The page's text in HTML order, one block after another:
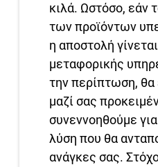
κιλά. Ωστόσο, εάν
των προϊόντων
η αποστολή
μεταφορικής
την περίπτωση,
μαζί σας
συνεννοηθούμε
λύση που θα
ανάγκες σας.